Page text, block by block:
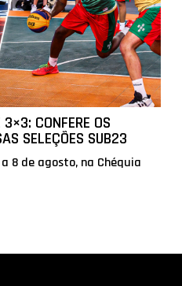
CONFERE OS
SELEÇÕES SUB23
8 de agosto, na Chéquia